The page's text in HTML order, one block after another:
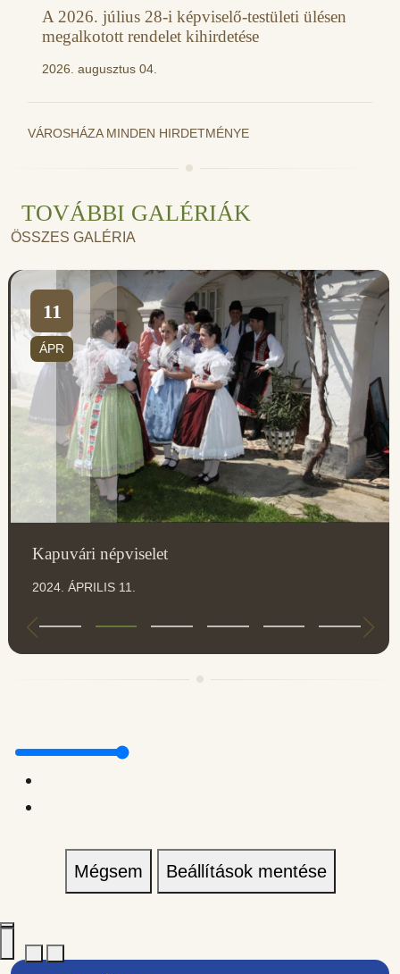
A 2026. július 28-i képviselő-testületi ülésen
megalkotott rendelet kihirdetése
2026. augusztus 04.
VÁROSHÁZA MINDEN HIRDETMÉNYE
TOVÁBBI GALÉRIÁK
ÖSSZES GALÉRIA
11
ÁPR
Kapuvári népviselet
2024. ÁPRILIS 11.
Mégsem Beállítások mentése